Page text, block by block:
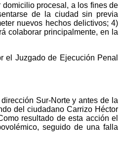
procesal, a los fines de
de la ciudad sin previa
nuevos hechos delictivos; 4)
colaborar principalmente, en la
el Juzgado de Ejecución Penal
Sur-Norte y antes de la
del ciudadano Carrizo Héctor
resultado de esta acción el
seguido de una falla